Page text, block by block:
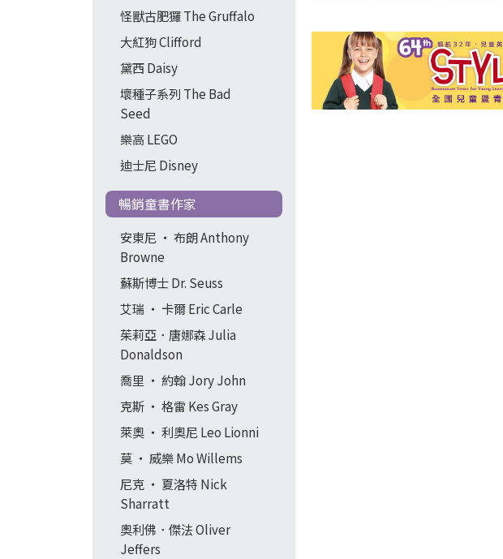
怪獸古肥玀 The Gruffalo
大紅狗 Clifford
黛西 Daisy
壞種子系列 The Bad
Seed
樂高 LEGO
迪士尼 Disney
暢銷童書作家
安東尼 ‧ 布朗 Anthony
Browne
蘇斯博士 Dr. Seuss
艾瑞 ‧ 卡爾 Eric Carle
茱莉亞．唐娜森 Julia
Donaldson
喬里 ‧ 約翰 Jory John
克斯 ‧ 格雷 Kes Gray
萊奧 ‧ 利奧尼 Leo Lionni
莫 ‧ 威樂 Mo Willems
尼克 ‧ 夏洛特 Nick
Sharratt
奧利佛．傑法 Oliver
Jeffers